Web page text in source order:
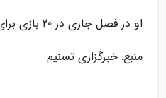
او در فصل جاری در 20 بازی برای بارسا به میدان رفته است.
منبع: خبرگزاری تسنیم